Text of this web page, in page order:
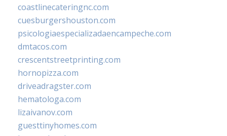
coastlinecateringnc.com
cuesburgershouston.com
psicologiaespecializadaencampeche.com
dmtacos.com
crescentstreetprinting.com
hornopizza.com
driveadragster.com
hematologa.com
lizaivanov.com
guesttinyhomes.com